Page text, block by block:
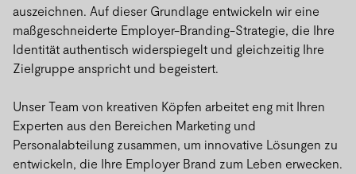
auszeichnen. Auf dieser Grundlage entwickeln wir eine
maßgeschneiderte Employer-Branding-Strategie, die Ihre
Identität authentisch widerspiegelt und gleichzeitig Ihre
Zielgruppe anspricht und begeistert.
Unser Team von kreativen Köpfen arbeitet eng mit Ihren
Experten aus den Bereichen Marketing und
Personalabteilung zusammen, um innovative Lösungen zu
entwickeln, die Ihre Employer Brand zum Leben erwecken.